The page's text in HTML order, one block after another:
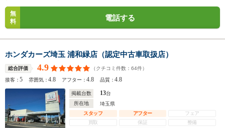
無
料
電話する
ホンダカーズ埼玉 浦和緑店（認定中古車取扱店）
総合評価 4.9 （クチコミ件数： 64件）
接客：5 雰囲気：4.8 アフター：4.8 品質：4.8
掲載台数 13台
所在地
埼玉県
スタッフ
アフター
フェア
買取
保証
整備